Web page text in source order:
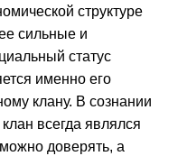
структуре
сильные и
статус
именно его
клану. В сознании
всегда являлся
доверять, а